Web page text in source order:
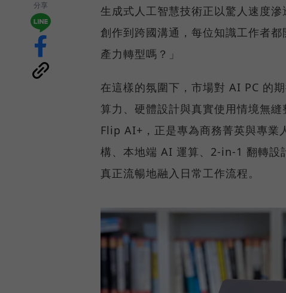
分享
生成式人工智慧技術正以驚人速度
創作到跨國溝通，每位知識工作者
產力轉型嗎？」
在這樣的氛圍下，市場對 AI PC 的
算力、硬體設計與真實使用情境無
Flip AI+，正是專為商務菁英與專
構、本地端 AI 運算、2-in-1 翻轉設
真正流暢地融入日常工作流程。